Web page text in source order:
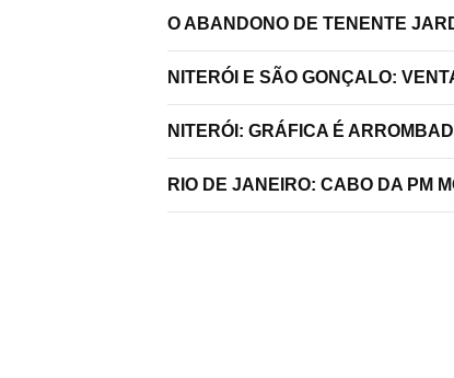
O ABANDONO DE TENENTE
NITERÓI E SÃO GONÇALO:
NITERÓI: GRÁFICA É
RIO DE JANEIRO: CABO DA PM